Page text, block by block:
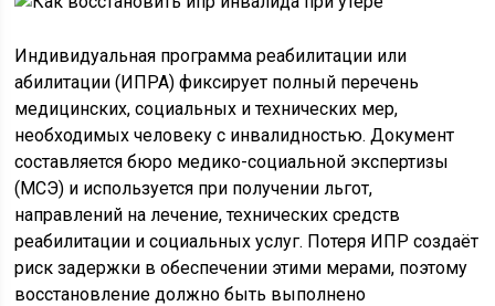
Индивидуальная программа реабилитации или
абилитации (ИПРА) фиксирует полный перечень
медицинских, социальных и технических мер,
необходимых человеку с инвалидностью. Документ
составляется бюро медико-социальной экспертизы
(МСЭ) и используется при получении льгот,
направлений на лечение, технических средств
реабилитации и социальных услуг. Потеря ИПР создаёт
риск задержки в обеспечении этими мерами, поэтому
восстановление должно быть выполнено